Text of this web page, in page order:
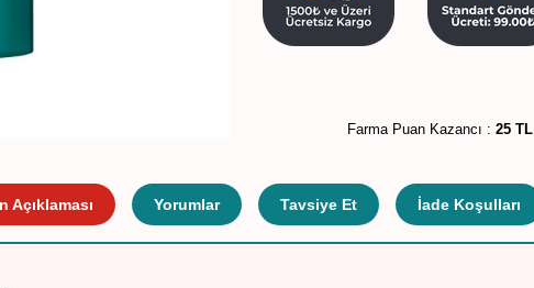
Farma Puan Kazancı : 25 TL
Açıklaması Yorumlar Tavsiye Et İade Koşulları